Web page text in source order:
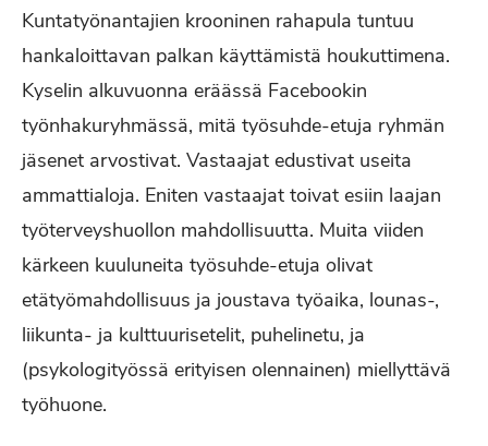
Kuntatyönantajien krooninen rahapula tuntuu
hankaloittavan palkan käyttämistä houkuttimena.
Kyselin alkuvuonna eräässä Facebookin
työnhakuryhmässä, mitä työsuhde-etuja ryhmän
jäsenet arvostivat. Vastaajat edustivat useita
ammattialoja. Eniten vastaajat toivat esiin laajan
työterveyshuollon mahdollisuutta. Muita viiden
kärkeen kuuluneita työsuhde-etuja olivat
etätyömahdollisuus ja joustava työaika, lounas-,
liikunta- ja kulttuurisetelit, puhelinetu, ja
(psykologityössä erityisen olennainen) miellyttävä
työhuone.